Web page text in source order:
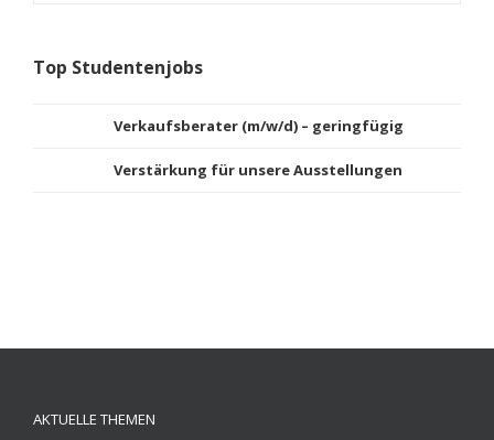
Top Studentenjobs
Verkaufsberater (m/w/d) – geringfügig
Verstärkung für unsere Ausstellungen
AKTUELLE THEMEN